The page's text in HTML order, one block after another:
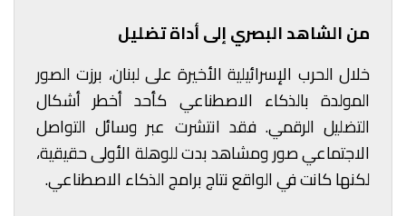
من الشاهد البصري إلى أداة تضليل
خلال الحرب الإسرائيلية الأخيرة على لبنان، برزت الصور
المولدة بالذكاء الاصطناعي كأحد أخطر أشكال
التضليل الرقمي. فقد انتشرت عبر وسائل التواصل
الاجتماعي صور ومشاهد بدت للوهلة الأولى حقيقية،
لكنها كانت في الواقع نتاج برامج الذكاء الاصطناعي.